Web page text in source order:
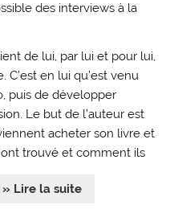
des interviews à la
de lui, par lui et pour lui,
C’est en lui qu’est venu
puis de développer
Le but de l’auteur est
acheter son livre et
trouvé et comment ils
» Lire la suite